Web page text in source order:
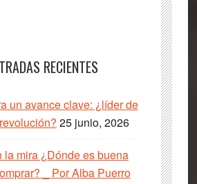
RECIENTES
un avance clave: ¿líder de
25 junio, 2026
la mira ¿Dónde es buena
_ Por Alba Puerro